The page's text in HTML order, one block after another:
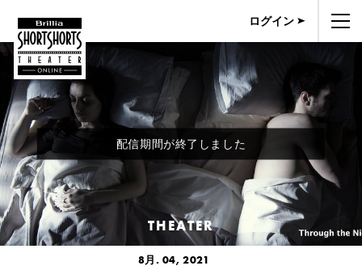
ログイン
配信期間が終了しました
THEATER
8月. 04, 2021